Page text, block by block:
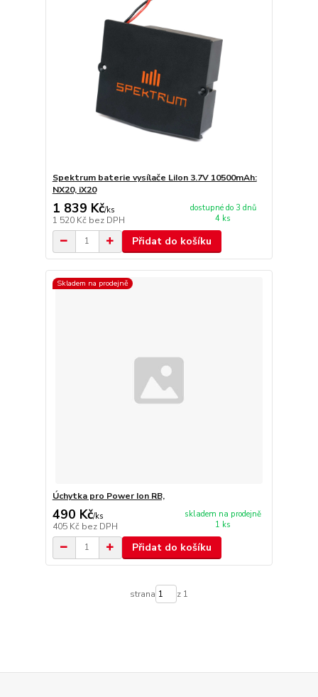
Spektrum baterie vysílače LiIon 3.7V 10500mAh:
NX20, iX20
1 839 Kč/ks
1 520 Kč bez DPH
dostupné do 3 dnů
4 ks
Přidat do košíku
Skladem na prodejně
Úchytka pro Power Ion RB,
490 Kč/ks
405 Kč bez DPH
skladem na prodejně
1 ks
Přidat do košíku
strana z 1